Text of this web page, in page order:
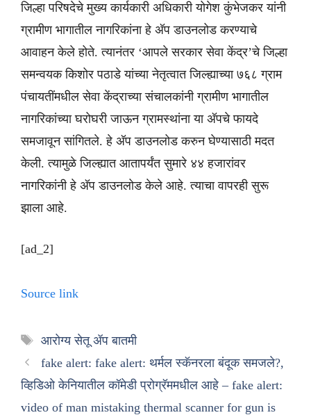
जिल्हा परिषदेचे मुख्य कार्यकारी अधिकारी योगेश कुंभेजकर यांनी
ग्रामीण भागातील नागरिकांना हे अ‍ॅप डाउनलोड करण्याचे
आवाहन केले होते. त्यानंतर ‘आपले सरकार सेवा केंद्र’चे जिल्हा
समन्वयक किशोर पठाडे यांच्या नेतृत्वात जिल्ह्याच्या ७६८ ग्राम
पंचायतींमधील सेवा केंद्राच्या संचालकांनी ग्रामीण भागातील
नागरिकांच्या घरोघरी जाऊन ग्रामस्थांना या अ‍ॅपचे फायदे
समजावून सांगितले. हे अ‍ॅप डाउनलोड करुन घेण्यासाठी मदत
केली. त्यामुळे जिल्ह्यात आतापर्यंत सुमारे ४४ हजारांवर
नागरिकांनी हे अ‍ॅप डाउनलोड केले आहे. त्याचा वापरही सुरू
झाला आहे.
[ad_2]
Source link
Tags
आरोग्य सेतू ॲप बातमी
fake alert: fake alert: थर्मल स्कॅनरला बंदूक समजले?,
व्हिडिओ केनियातील कॉमेडी प्रोग्रॅममधील आहे – fake alert:
video of man mistaking thermal scanner for gun is